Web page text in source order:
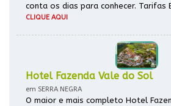
conta os dias para conhecer. Tarifas
CLIQUE AQUI
Hotel Fazenda Vale do Sol
em SERRA NEGRA
O maior e mais completo Hotel